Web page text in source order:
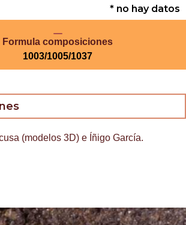
* no hay datos
Formula composiciones
1003/1005/1037
(modelos 3D) e Íñigo García.